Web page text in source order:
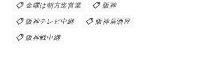
金曜は朝方迄営業 阪神
阪神テレビ中継 阪神居酒屋
阪神戦中継